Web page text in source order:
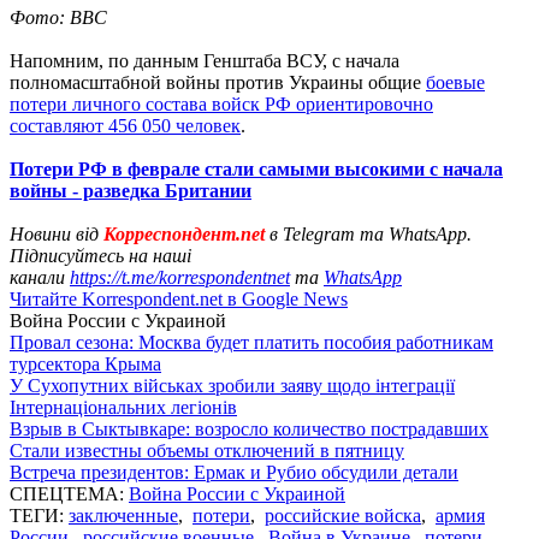
Фото: BBC
Напомним, по данным Генштаба ВСУ, с начала
полномасштабной войны против Украины общие боевые
потери личного состава войск РФ ориентировочно
составляют 456 050 человек.
Потери РФ в феврале стали самыми высокими с начала
войны - разведка Британии
Новини від Корреспондент.netв Telegram та WhatsApp.
Підписуйтесь на наші
канали https://t.me/korrespondentnetта WhatsApp
Читайте Korrespondent.net в Google News
Война России с Украиной
Провал сезона: Москва будет платить пособия работникам
турсектора Крыма
У Сухопутних військах зробили заяву щодо інтеграції
Інтернаціональних легіонів
Взрыв в Сыктывкаре: возросло количество пострадавших
Стали известны объемы отключений в пятницу
Встреча президентов: Ермак и Рубио обсудили детали
СПЕЦТЕМА: Война России с Украиной
ТЕГИ: заключенные, потери, российские войска, армия